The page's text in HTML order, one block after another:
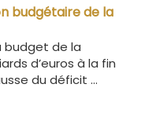
budgétaire de la
budget de la
d’euros à la fin
du déficit ...